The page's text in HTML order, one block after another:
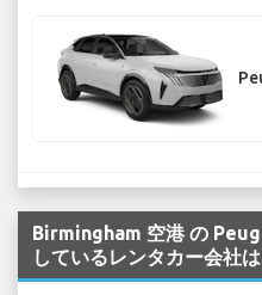
Birmingham 空港 の
しているレンタカー会社